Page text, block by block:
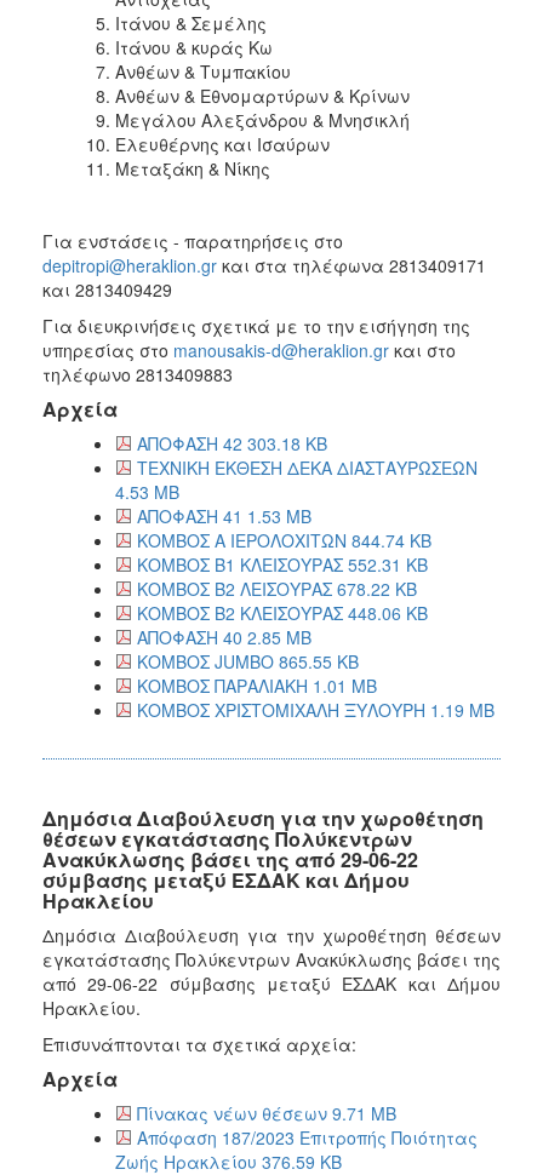
Ιτάνου & Σεμέλης
Ιτάνου & κυράς Κω
Ανθέων & Τυμπακίου
Ανθέων & Εθνομαρτύρων & Κρίνων
Μεγάλου Αλεξάνδρου & Μνησικλή
Ελευθέρνης και Ισαύρων
Μεταξάκη & Νίκης
Για ενστάσεις - παρατηρήσεις στο
depitropi@heraklion.gr και στα τηλέφωνα 2813409171
και 2813409429
Για διευκρινήσεις σχετικά με το την εισήγηση της
υπηρεσίας στο manousakis-d@heraklion.gr και στο
τηλέφωνο 2813409883
Αρχεία
ΑΠΟΦΑΣΗ 42 303.18 KB
ΤΕΧΝΙΚΗ ΕΚΘΕΣΗ ΔΕΚΑ ΔΙΑΣΤΑΥΡΩΣΕΩΝ
4.53 MB
ΑΠΟΦΑΣΗ 41 1.53 MB
ΚΟΜΒΟΣ Α ΙΕΡΟΛΟΧΙΤΩΝ 844.74 KB
ΚΟΜΒΟΣ Β1 ΚΛΕΙΣΟΥΡΑΣ 552.31 KB
ΚΟΜΒΟΣ Β2 ΛΕΙΣΟΥΡΑΣ 678.22 KB
ΚΟΜΒΟΣ Β2 ΚΛΕΙΣΟΥΡΑΣ 448.06 KB
ΑΠΟΦΑΣΗ 40 2.85 MB
ΚΟΜΒΟΣ JUMBO 865.55 KB
ΚΟΜΒΟΣ ΠΑΡΑΛΙΑΚΗ 1.01 MB
ΚΟΜΒΟΣ ΧΡΙΣΤΟΜΙΧΑΛΗ ΞΥΛΟΥΡΗ 1.19 MB
Δημόσια Διαβούλευση για την χωροθέτηση
θέσεων εγκατάστασης Πολύκεντρων
Ανακύκλωσης βάσει της από 29-06-22
σύμβασης μεταξύ ΕΣΔΑΚ και Δήμου
Ηρακλείου
Δημόσια Διαβούλευση για την χωροθέτηση θέσεων
εγκατάστασης Πολύκεντρων Ανακύκλωσης βάσει της
από 29-06-22 σύμβασης μεταξύ ΕΣΔΑΚ και Δήμου
Ηρακλείου.
Επισυνάπτονται τα σχετικά αρχεία:
Αρχεία
Πίνακας νέων θέσεων 9.71 MB
Απόφαση 187/2023 Επιτροπής Ποιότητας
Ζωής Ηρακλείου 376.59 KB